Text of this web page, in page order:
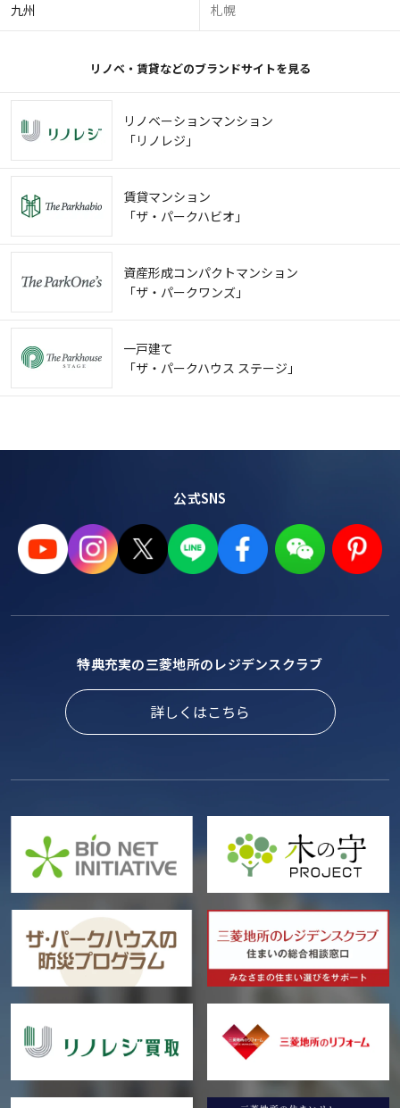
九州 札幌
リノベ・賃貸などのブランドサイトを見る
リノベーションマンション
「リノレジ」
賃貸マンション
「ザ・パークハビオ」
資産形成コンパクトマンション
「ザ・パークワンズ」
一戸建て
「ザ・パークハウス ステージ」
公式SNS
特典充実の三菱地所のレジデンスクラブ
詳しくはこちら